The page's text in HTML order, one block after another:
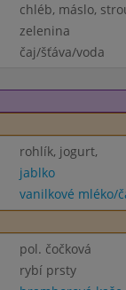
chléb, máslo,
zelenina
čaj/šťáva/voda
rohlík, jogurt,
jablko
vanilkové mléko/
pol. čočková
rybí prsty